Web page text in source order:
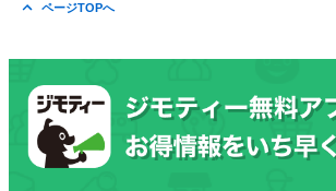
ページTOPへ